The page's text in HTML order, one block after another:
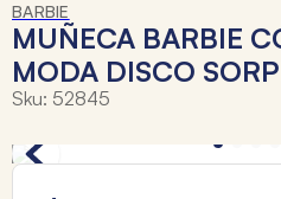
BARBIE
MUÑECA BARBIE
MODA DISCO
Sku: 52845